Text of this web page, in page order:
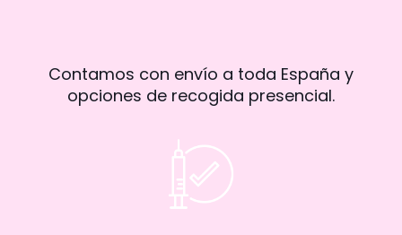
Contamos con envío a toda España y
opciones de recogida presencial.